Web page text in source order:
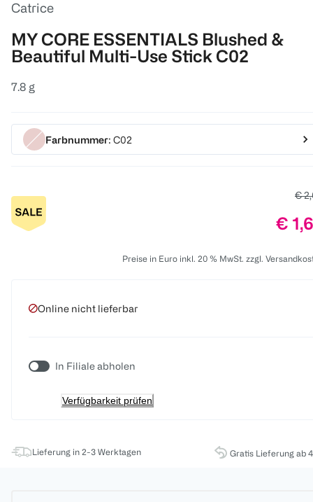
Catrice
MY CORE ESSENTIALS Blushed &
Beautiful Multi-Use Stick C02
7.8 g
Farbnummer: C02
€
€
Preise in Euro inkl. 20 % MwSt. zzgl.
Online nicht lieferbar
In Filiale abholen
Verfügbarkeit prüfen
Lieferung in 2-3 Werktagen Gratis Lieferung ab